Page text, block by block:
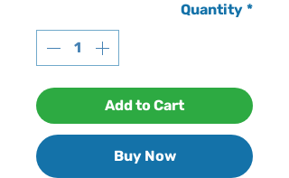
Quantity *
Add to Cart
Buy Now